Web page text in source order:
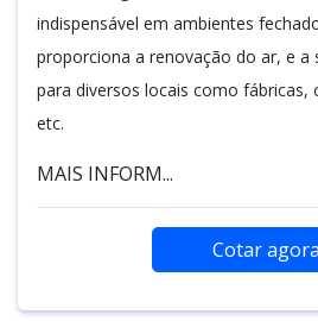
indispensável em ambientes
proporciona a renovação do ar, e a
para diversos locais como fábricas,
etc.
MAIS INFORM...
Cotar agora